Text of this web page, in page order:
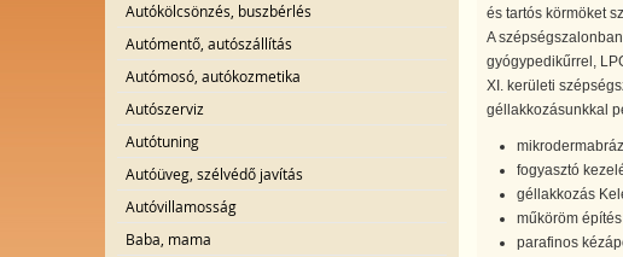
Autókölcsönzés, buszbérlés
Autómentő, autószállítás
Autómosó, autókozmetika
Autószerviz
Autótuning
Autóüveg, szélvédő javítás
Autóvillamosság
Baba, mama
és tartós körmöket
A
gyógypedikűrrel,
XI. kerületi
géllakkozásunkkal
fogyasztó
géllakkozás
műköröm építés
parafinos